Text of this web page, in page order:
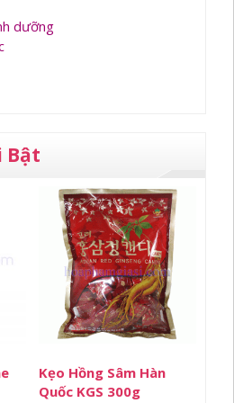
dưỡng
Bật
Kẹo Hồng Sâm Hàn
Quốc KGS 300g